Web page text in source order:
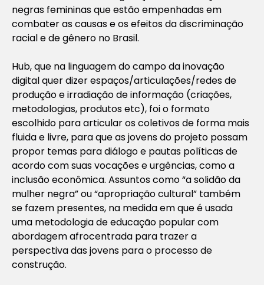
negras femininas que estão empenhadas em
combater as causas e os efeitos da discriminação
racial e de gênero no Brasil.
Hub, que na linguagem do campo da inovação
digital quer dizer espaços/articulações/redes de
produção e irradiação de informação (criações,
metodologias, produtos etc), foi o formato
escolhido para articular os coletivos de forma mais
fluida e livre, para que as jovens do projeto possam
propor temas para diálogo e pautas políticas de
acordo com suas vocações e urgências, como a
inclusão econômica. Assuntos como “a solidão da
mulher negra” ou “apropriação cultural” também
se fazem presentes, na medida em que é usada
uma metodologia de educação popular com
abordagem afrocentrada para trazer a
perspectiva das jovens para o processo de
construção.